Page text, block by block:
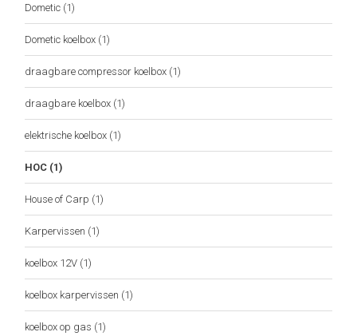
Dometic (1)
Dometic koelbox (1)
draagbare compressor koelbox (1)
draagbare koelbox (1)
elektrische koelbox (1)
HOC (1)
House of Carp (1)
Karpervissen (1)
koelbox 12V (1)
koelbox karpervissen (1)
koelbox op gas (1)